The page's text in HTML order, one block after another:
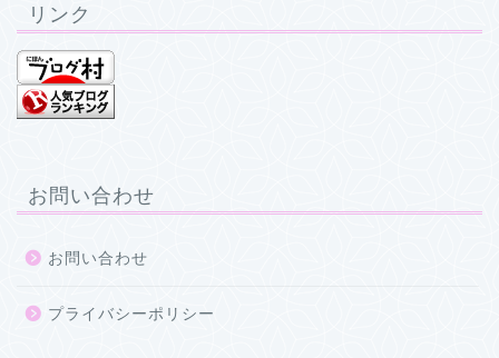
リンク
お問い合わせ
お問い合わせ
プライバシーポリシー